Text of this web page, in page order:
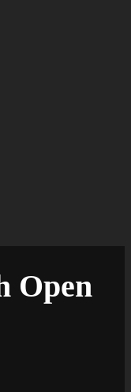
Open